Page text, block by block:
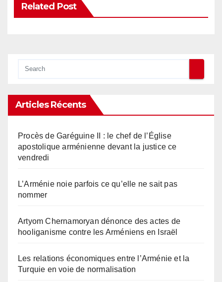
Related Post
Articles Récents
Procès de Garéguine II : le chef de l’Église
apostolique arménienne devant la justice ce
vendredi
L’Arménie noie parfois ce qu’elle ne sait pas
nommer
Artyom Chernamoryan dénonce des actes de
hooliganisme contre les Arméniens en Israël
Les relations économiques entre l’Arménie et la
Turquie en voie de normalisation